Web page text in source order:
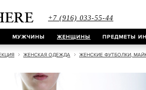
+7 (916) 033-55-44
МУЖЧИНЫ ЖЕНЩИНЫ ПРЕДМЕТЫ
ЖЕНСКАЯ ОДЕЖДА ЖЕНСКИЕ ФУТБОЛКИ,